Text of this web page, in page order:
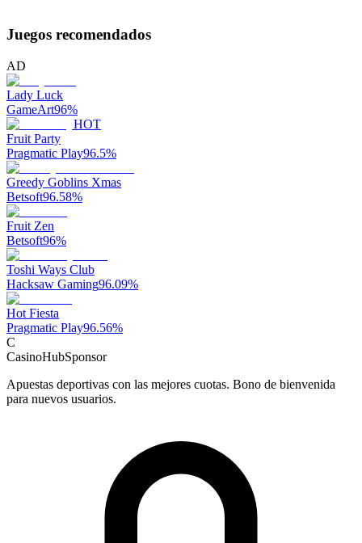
Juegos recomendados
AD
Lady Luck
GameArt96%
HOT
Fruit Party
Pragmatic Play96.5%
Greedy Goblins Xmas
Betsoft96.58%
Fruit Zen
Betsoft96%
Toshi Ways Club
Hacksaw Gaming96.09%
Hot Fiesta
Pragmatic Play96.56%
C
CasinoHubSponsor
Apuestas deportivas con las mejores cuotas. Bono de bienvenida
para nuevos usuarios.